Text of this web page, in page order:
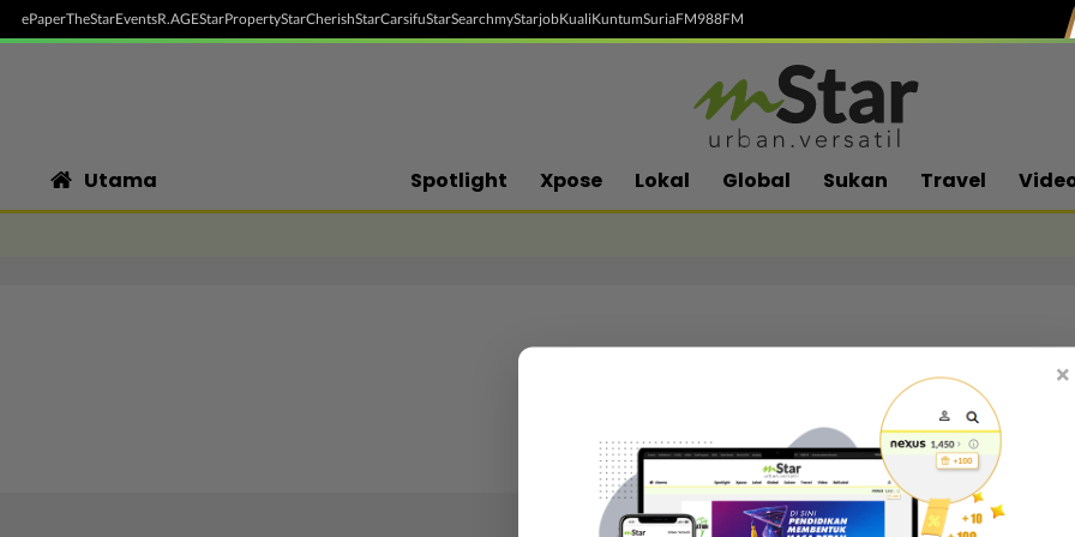
ePaperTheStarEventsR.AGEStarPropertyStarCherishStarCarsifuStarSearchmyStarjobKualiKuntumSuriaFM988FM
Utama Spotlight Xpose Lokal Global Sukan Travel
Follow media sosial kami
×